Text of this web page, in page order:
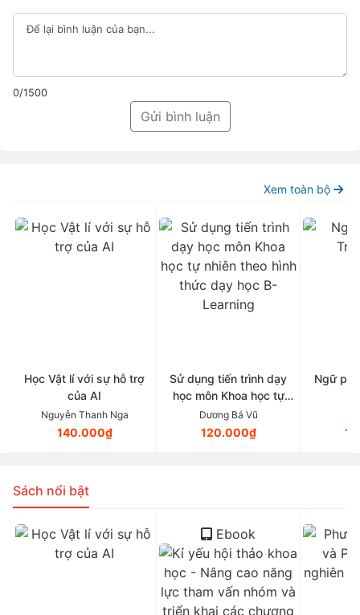
0/1500
Gửi bình luận
Xem toàn bộ
Học Vật lí với sự hỗ trợ
của AI
Nguyễn Thanh Nga
140.000₫
Sử dụng tiến trình dạy
học môn Khoa học tự
nhiên theo hình thức dạy
học B-Learning
Dương Bá Vũ
120.000₫
Ngữ
Sách nổi bật
Ebook